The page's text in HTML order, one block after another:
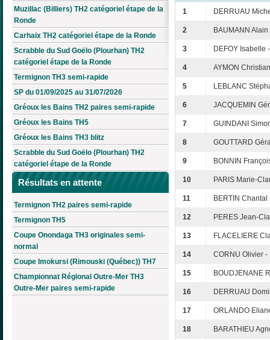
Muzillac (Billiers) TH2 catégoriel étape de la
Ronde
Carhaix TH2 catégoriel étape de la Ronde
Scrabble du Sud Goëlo (Plourhan) TH2
catégoriel étape de la Ronde
Termignon TH3 semi-rapide
SP du 01/09/2025 au 31/07/2026
Gréoux les Bains TH2 paires semi-rapide
Gréoux les Bains TH5
Gréoux les Bains TH3 blitz
Scrabble du Sud Goëlo (Plourhan) TH2
catégoriel étape de la Ronde
Résultats en attente
Termignon TH2 paires semi-rapide
Termignon TH5
Coupe Onondaga TH3 originales semi-
normal
Coupe Imokursi (Rimouski (Québec)) TH7
Championnat Régional Outre-Mer TH3
Outre-Mer paires semi-rapide
1 DERRUAU
2 BAUMANN
3 DEFOY Isabelle
4 AYMON
5 LEBLANC
6 JACQUEMIN
7 GUINDANI
8 GOUTTARD
9 BONNIN
10 PARIS Marie-
11 BERTIN
12 PERES Jean-
13 FLACELIERE
14 CORNU Olivier
15 BOUDJENANE
16 DERRUAU
17 ORLANDO
18 BARATHIEU